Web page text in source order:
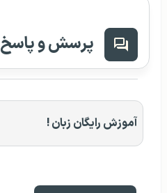
پرسش و پاسخ
آموزش رایگان زبان !